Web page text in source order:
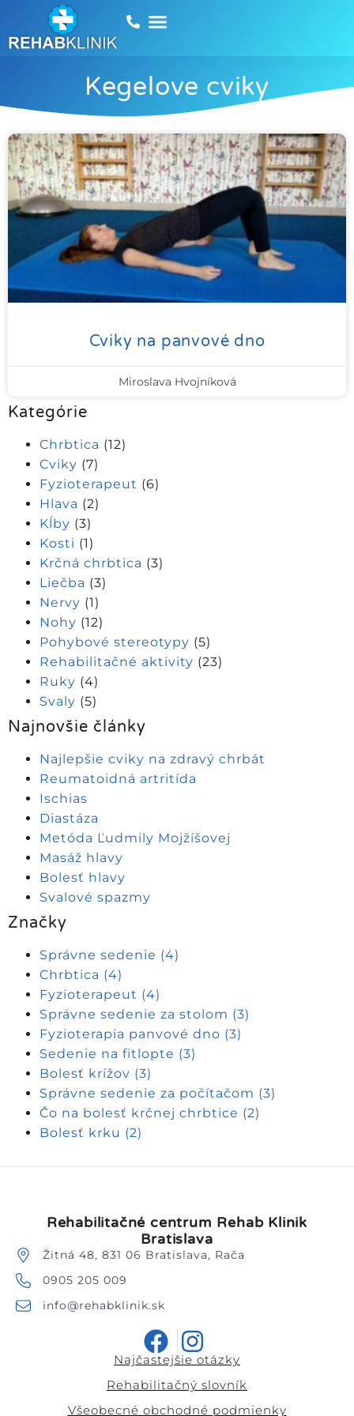
Kegelove cviky
Kategórie
Chrbtica (12)
Cviky (7)
Fyzioterapeut (6)
Hlava (2)
Kĺby (3)
Kosti (1)
Krčná chrbtica (3)
Liečba (3)
Nervy (1)
Nohy (12)
Pohybové stereotypy (5)
Rehabilitačné aktivity (23)
Ruky (4)
Svaly (5)
Najnovšie články
Najlepšie cviky na zdravý chrbát
Reumatoidná artritída
Ischias
Diastáza
Metóda Ľudmily Mojžíšovej
Masáž hlavy
Bolesť hlavy
Svalové spazmy
Značky
Správne sedenie (4)
Chrbtica (4)
Fyzioterapeut (4)
Správne sedenie za stolom (3)
Fyzioterapia panvové dno (3)
Sedenie na fitlopte (3)
Bolesť krížov (3)
Správne sedenie za počítačom (3)
Čo na bolesť krčnej chrbtice (2)
Bolesť krku (2)
Cviky na panvové dno
Miroslava Hvojníková
Rehabilitačné centrum Rehab Klinik
Bratislava
Žitná 48, 831 06 Bratislava, Rača
0905 205 009
info@rehabklinik.sk
Najčastejšie otázky
Rehabilitačný slovník
Všeobecné obchodné podmienky